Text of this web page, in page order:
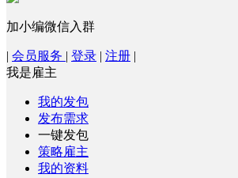
加小编微信入群
| 会员服务 | 登录 | 注册 |
我是雇主
我的发包
发布需求
一键发包
策略雇主
我的资料